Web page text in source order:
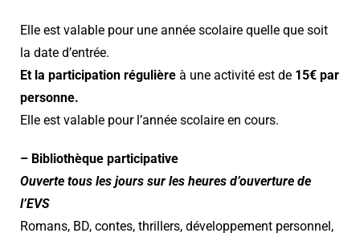
Elle est valable pour une année scolaire quelle que soit
la date d’entrée.
Et la participation régulière à une activité est de 15€ par
personne.
Elle est valable pour l’année scolaire en cours.
– Bibliothèque participative
Ouverte tous les jours sur les heures d’ouverture de
l’EVS
Romans, BD, contes, thrillers, développement personnel,